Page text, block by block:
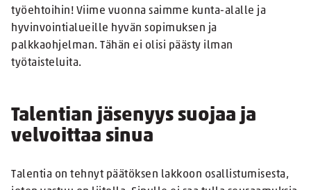
työehtoihin! Viime vuonna saimme kunta-alalle ja
hyvinvointialueille hyvän sopimuksen ja
palkkaohjelman. Tähän ei olisi päästy ilman
työtaisteluita.
Talentian jäsenyys suojaa ja
velvoittaa sinua
Talentia on tehnyt päätöksen lakkoon osallistumisesta,